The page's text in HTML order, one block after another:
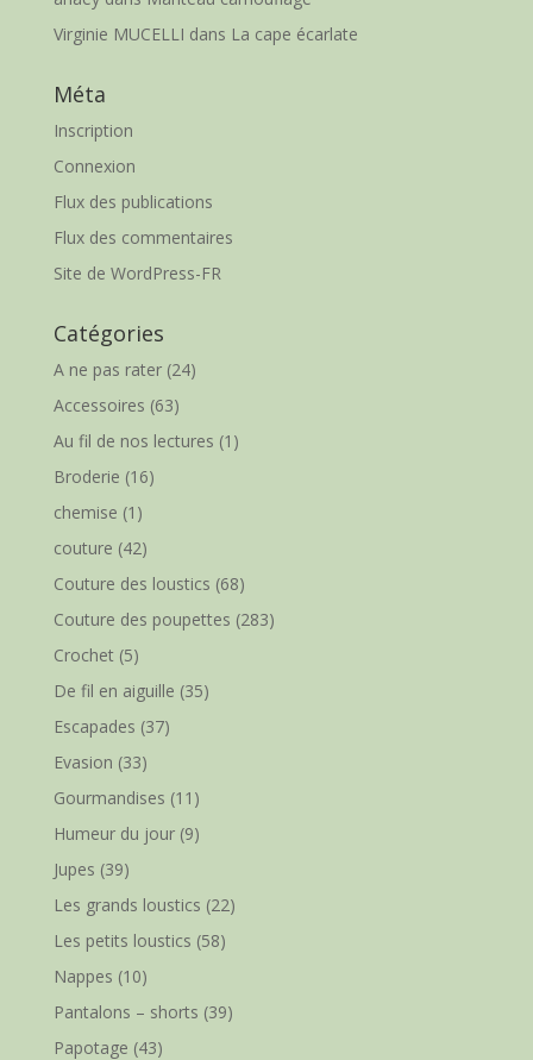
Virginie MUCELLI dans La cape écarlate
Méta
Inscription
Connexion
Flux des publications
Flux des commentaires
Site de WordPress-FR
Catégories
A ne pas rater(24)
Accessoires (63)
Au fil de nos lectures (1)
Broderie (16)
chemise (1)
couture (42)
Couture des loustics (68)
Couture des poupettes (283)
Crochet(5)
De fil en aiguille (35)
Escapades (37)
Evasion (33)
Gourmandises (11)
Humeur du jour(9)
Jupes (39)
Les grands loustics (22)
Les petits loustics (58)
Nappes (10)
Pantalons – shorts (39)
Papotage (43)